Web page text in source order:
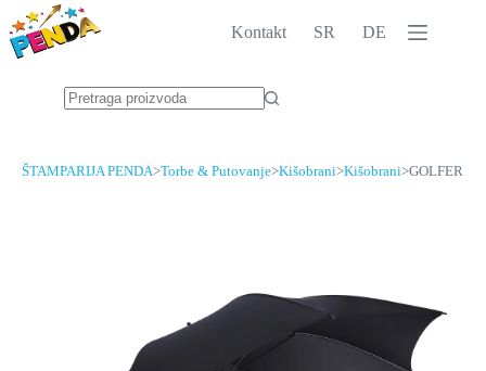
to
content
Kontakt SR DE
ŠTAMPARIJA PENDA>Torbe & Putovanje>Kišobrani>Kišobrani>GOLFER